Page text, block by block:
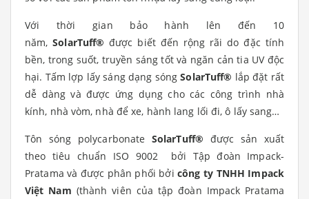
Với thời gian bảo hành lên đến 10
năm,SolarTuff® được biết đến rộng rãi do đặc tính
bền, trong suốt, truyền sáng tốt và ngăn cản tia UV độc
hại. Tấm lợp lấy sáng dạng sóngSolarTuff® lắp đặt rất
dễ dàng và được ứng dụng cho các công trình nhà
kính, nhà vòm, nhà để xe, hành lang lối đi, ô lấy sang…
Tôn sóng polycarbonate SolarTuff® được sản xuất
theo tiêu chuẩn ISO 9002 bởi Tập đoàn Impack-
Pratama và được phân phối bởicông ty TNHH Impack
Việt Nam (thành viên của tập đoàn Impack Pratama